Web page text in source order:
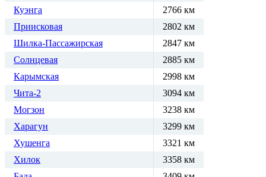
Куэнга
2766 км
Приисковая
2802 км
Шилка-Пассажирская
2847 км
Солнцевая
2885 км
Карымская
2998 км
Чита-2
3094 км
Могзон
3238 км
Харагун
3299 км
Хушенга
3321 км
Хилок
3358 км